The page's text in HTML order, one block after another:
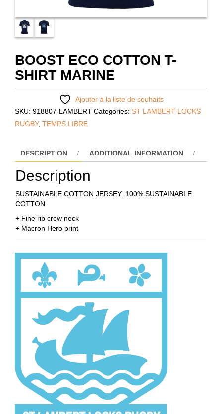
BOOST ECO COTTON T-
SHIRT MARINE
Ajouter à la liste de souhaits
SKU: 918807-LAMBERT Categories: ST LAMBERT LOCKS
RUGBY, TEMPS LIBRE
DESCRIPTION ADDITIONAL INFORMATION
Description
SUSTAINABLE COTTON JERSEY: 100% SUSTAINABLE
COTTON
+ Fine rib crew neck
+ Macron Hero print